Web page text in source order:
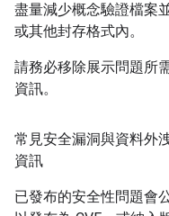
盡量減少概念驗證檔案
或其他封存格式內。
請務必移除展示問題所
資訊。
常見安全漏洞與資料外
資訊
已發布的安全性問題會